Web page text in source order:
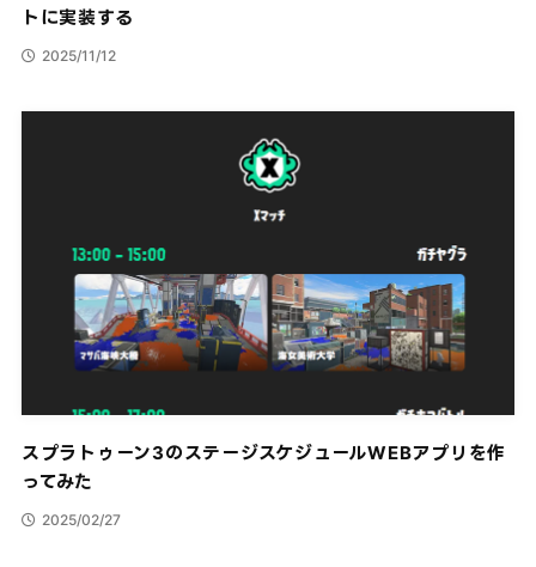
トに実装する
2025/11/12
スプラトゥーン3のステージスケジュールWEBアプリを作
ってみた
2025/02/27